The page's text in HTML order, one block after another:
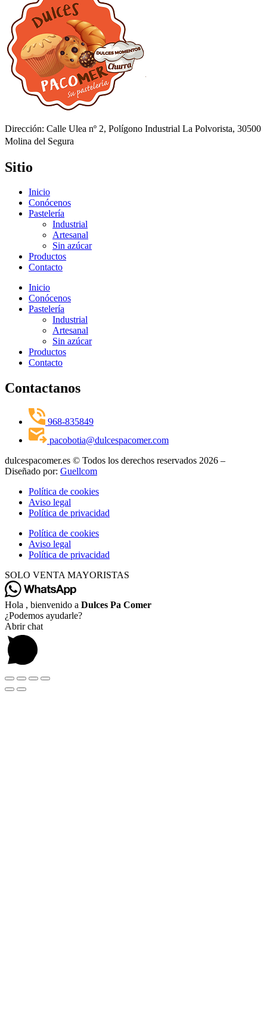
Dirección: Calle Ulea nº 2, Polígono Industrial La Polvorista, 30500
Molina del Segura
Sitio
Inicio
Conócenos
Pastelería
Industrial
Artesanal
Sin azúcar
Productos
Contacto
Inicio
Conócenos
Pastelería
Industrial
Artesanal
Sin azúcar
Productos
Contacto
Contactanos
968-835849
pacobotia@dulcespacomer.com
dulcespacomer.es © Todos los derechos reservados 2026 –
Diseñado por: Guellcom
Política de cookies
Aviso legal
Política de privacidad
Política de cookies
Aviso legal
Política de privacidad
SOLO VENTA MAYORISTAS
Hola , bienvenido a Dulces Pa Comer
¿Podemos ayudarle?
Abrir chat